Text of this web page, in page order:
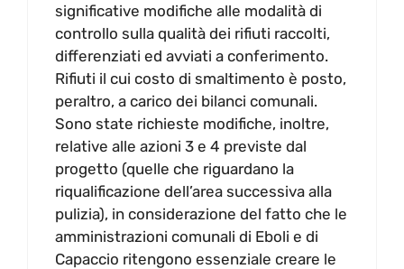
significative modifiche alle modalità di
controllo sulla qualità dei rifiuti raccolti,
differenziati ed avviati a conferimento.
Rifiuti il cui costo di smaltimento è posto,
peraltro, a carico dei bilanci comunali.
Sono state richieste modifiche, inoltre,
relative alle azioni 3 e 4 previste dal
progetto (quelle che riguardano la
riqualificazione dell’area successiva alla
pulizia), in considerazione del fatto che le
amministrazioni comunali di Eboli e di
Capaccio ritengono essenziale creare le